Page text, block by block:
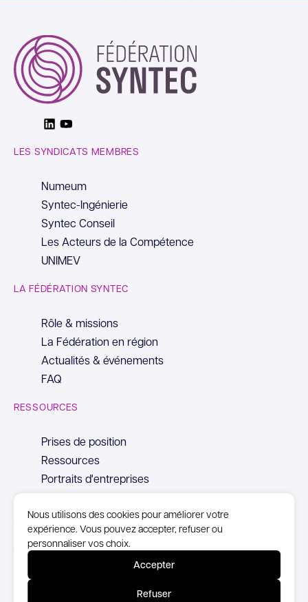
Nous utilisons des cookies pour améliorer votre
expérience. Vous pouvez accepter, refuser ou
personnaliser vos choix.
Accepter
Refuser
LinkedinYoutube
LES SYNDICATS MEMBRES
Numeum
Syntec-Ingénierie
Syntec Conseil
Les Acteurs de la Compétence
UNIMEV
LA FÉDÉRATION SYNTEC
Rôle & missions
La Fédération en région
Actualités & événements
FAQ
RESSOURCES
Prises de position
Ressources
Portraits d'entreprises
© Copyright Syntec, 2026
Politique de confidentialité